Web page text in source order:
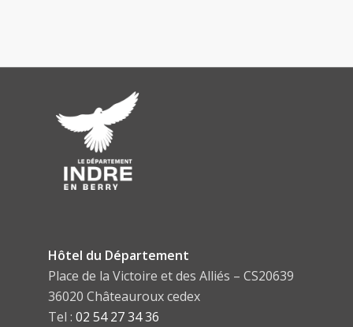
Hôtel du Département
Place de la Victoire et des Alliés – CS20639
36020 Châteauroux cedex
Tel : 02 54 27 34 36